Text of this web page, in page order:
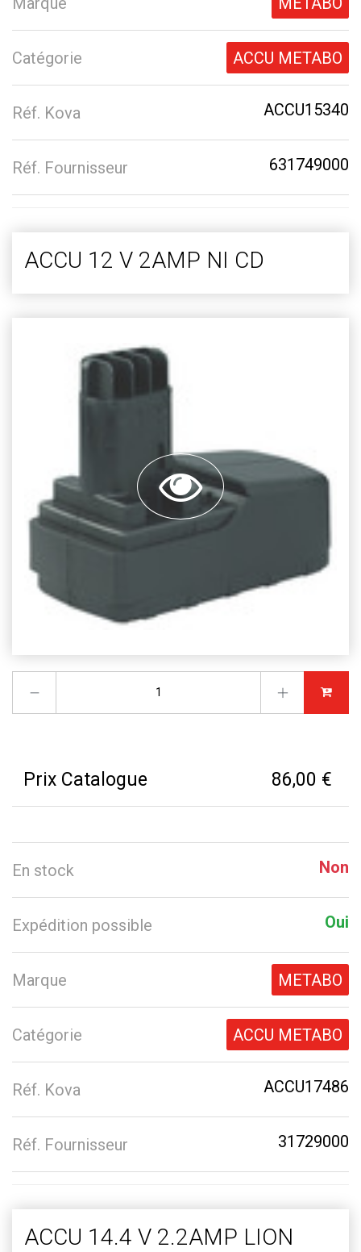
Catégorie ACCU METABO
Réf. Kova ACCU15340
Réf. Fournisseur 631749000
ACCU 12 V 2AMP NI CD
Prix Catalogue 86,00 €
En stock Non
Expédition possible Oui
Marque METABO
Catégorie ACCU METABO
Réf. Kova ACCU17486
Réf. Fournisseur 31729000
ACCU 14.4 V 2.2AMP LION